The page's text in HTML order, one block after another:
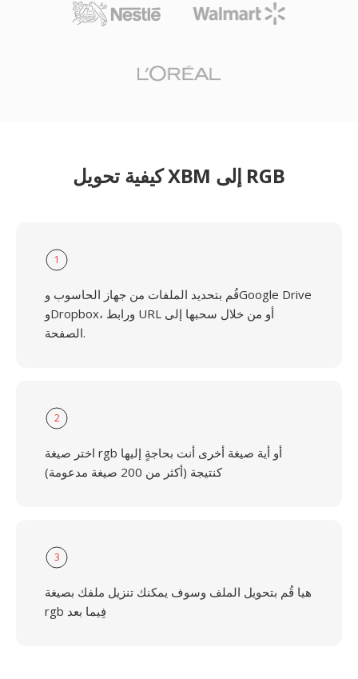
كيفية تحويل XBM إلى RGB
1
قُم بتحديد الملفات من جهاز الحاسوب وGoogle Drive
وDropbox، ورابط URL أو من خلال سحبها إلى
الصفحة.
2
اختر صيغة rgb أو أية صيغة أخرى أنت بحاجةٍ إليها
كنتيجة (أكثر من 200 صيغة مدعومة)
3
هيا قُم بتحويل الملف وسوف يمكنك تنزيل ملفك بصيغة
rgb فِيما بعد